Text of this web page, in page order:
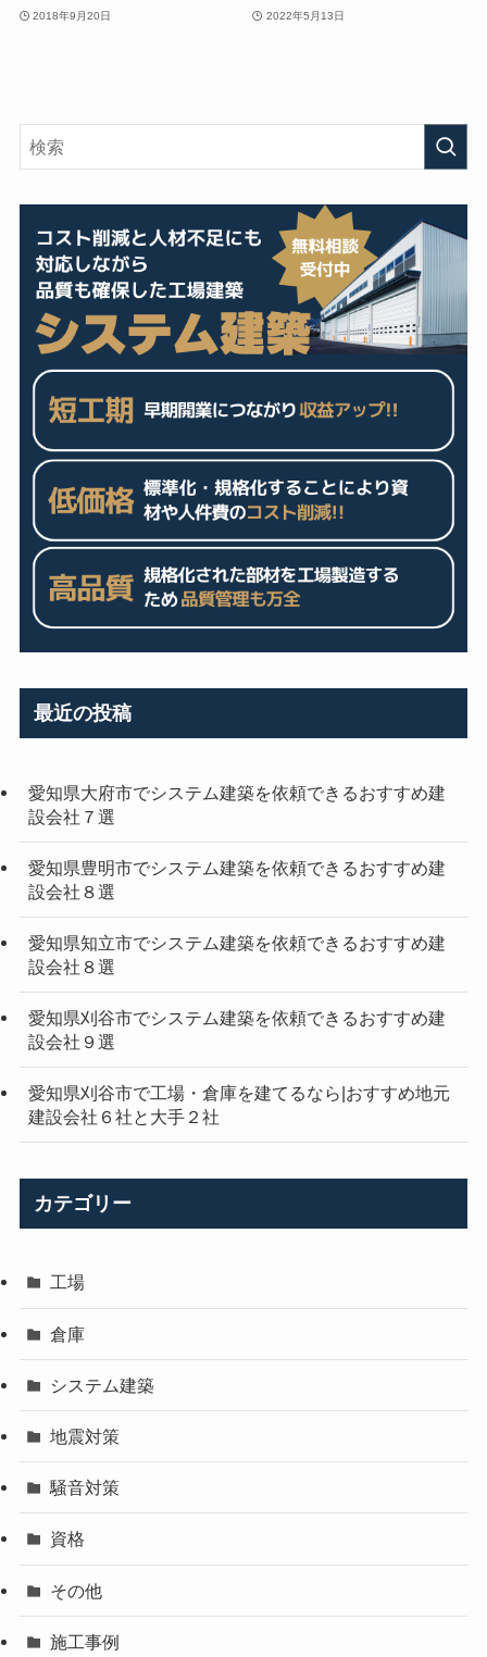
2018年9月20日 2022年5月13日
最近の投稿
愛知県大府市でシステム建築を依頼できるおすすめ建
設会社７選
愛知県豊明市でシステム建築を依頼できるおすすめ建
設会社８選
愛知県知立市でシステム建築を依頼できるおすすめ建
設会社８選
愛知県刈谷市でシステム建築を依頼できるおすすめ建
設会社９選
愛知県刈谷市で工場・倉庫を建てるなら|おすすめ地元
建設会社６社と大手２社
カテゴリー
工場
倉庫
システム建築
地震対策
騒音対策
資格
その他
施工事例